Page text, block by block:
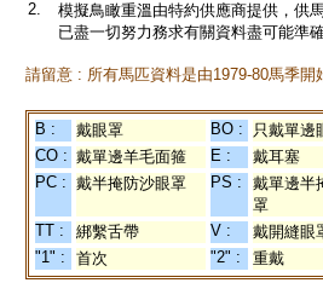
2.
模擬鳥瞰重溫由特約供應商提供，供
已盡一切努力務求有關資料盡可能準
請留意 : 所有馬匹資料是由1979-80馬季開
B : 戴眼罩 BO : 只戴單邊
CO : 戴單邊羊毛面箍 E : 戴耳塞
PC : 戴半掩防沙眼罩 PS :
戴單邊半
罩
TT : 綁繫舌帶 V : 戴開縫眼
"1" :
首次 "2" : 重戴